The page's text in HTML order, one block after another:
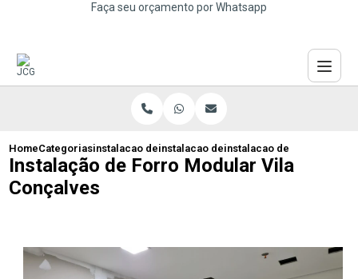
Faça seu orçamento por Whatsapp
HomeCategoriasinstalacao de forros moduladores
instalacao de forro modular de pvc
instalacao de forro
Instalação de Forro Modular Vila
Conçalves